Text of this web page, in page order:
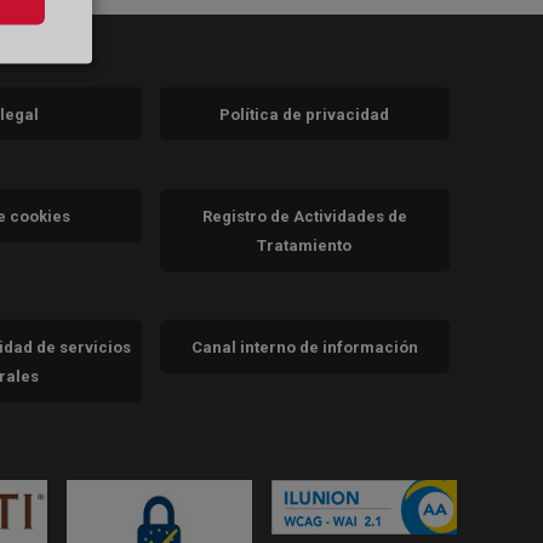
Política de privacidad
cookies
Registro de Actividades de
Tratamiento
de servicios
Canal interno de información